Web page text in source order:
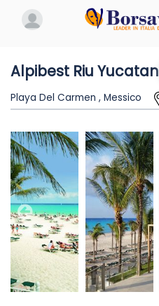
Alpibest Riu Yucatan
Playa Del Carmen , Messico